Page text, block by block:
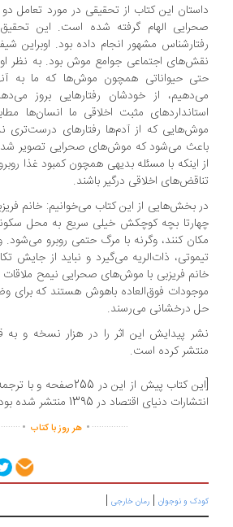
این کتاب از تحقیقی در مورد تعامل دو
الهام گرفته شده است. این تحقیق را
مشهور انجام داده بود. اوبراین شیفته
اجتماعی جوامع موش بود. به نظر او این
حیواناتی همچون موش‌ها که ما به آنها
از خودشان رفتارهایی بروز می‌دهند
مثبت اخلاقی ما انسان‌ها مطابقت
که از آدم‌ها رفتارهای درست‌تری نشان
می‌شود که موش‌های صحرایی تصویر شده در
اینکه با مسئله بدیهی همچون کمبود غذا روبرو
اخلاقی درگیر باشند.
بخش‌هایی از این کتاب می‌خوانیم: خانم فریزبی،
بچه کوچکش خیلی سریع به محل سکونت
کنند، وگرنه با مرگ حتمی روبرو می‌شود. ولی
ذات‌الریه می‌گیرد و نباید از جایش تکان
فریزبی با موش‌های صحرایی نیمح ملاقات می‌کند.
فوق‌العاده باهوش هستند که برای وضعیت
درخشانی می‌رسند.
کرده است.
[این کتاب پیش از این در 255صفحه و با
دنیای اقتصاد در 1395 منتشر شده بود. ]
...............
. هر روز با کتاب.
..............
و نوجوان |رمان خارجی|